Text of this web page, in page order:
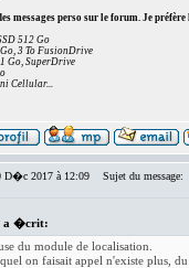
messages perso sur le forum. Je préfère
512 Go
3 To FusionDrive
Go, SuperDrive
Cellular...
2017 à 12:09 Sujet du message:
a �crit:
du module de localisation.
on faisait appel n'existe plus,